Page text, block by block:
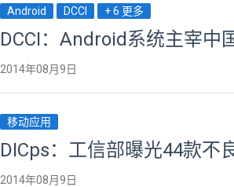
Android DCCI + 6 更多
DCCI：Android系统主宰中
2014年08月9日
移动应用
DICps：工信部曝光44款不
2014年08月9日